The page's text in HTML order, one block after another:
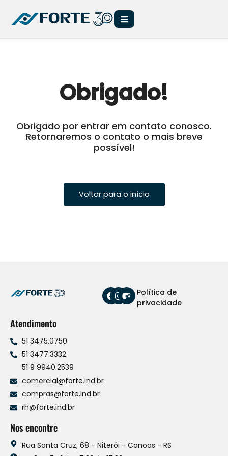
Obrigado!
Obrigado por entrar em contato conosco.
Retornaremos o contato o mais breve
possível!
Voltar para o início
Política de
privacidade
Atendimento
51 3475.0750
51 3477.3332
51 9 9940.2539
comercial@forte.ind.br
compras@forte.ind.br
rh@forte.ind.br
Nos encontre
Rua Santa Cruz, 68 - Niterói - Canoas - RS